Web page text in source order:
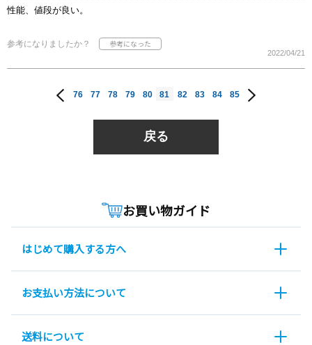
性能、値段が良い。
参考になりましたか？
2022/04/21
76 77 78 79 80 81 82 83 84 85
戻る
お買い物ガイド
はじめて購入する方へ
お支払い方法について
送料について